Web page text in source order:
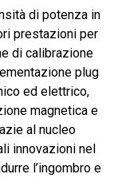
di potenza in
prestazioni per
di calibrazione
plug
ed elettrico,
magnetica e
al nucleo
innovazioni nel
l’ingombro e